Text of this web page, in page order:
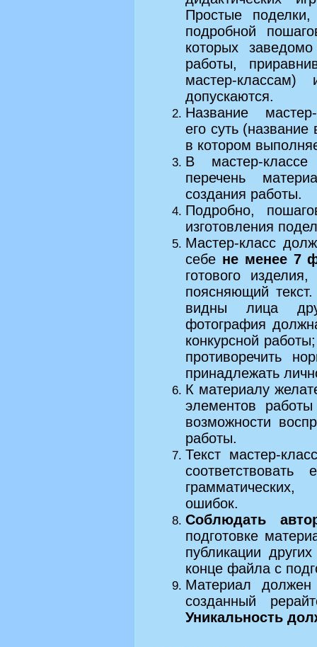
Простые поделки,
подробной
которых
работы,
мастер-
допускаются.
Название
его суть
в котором
В мастер-
перечень
создания работы.
Подробно,
изготовления
Мастер-класс
себе не менее 7
готового
поясняющий
видны лица
фотография
конкурсной
противоречить
принадлежать
К материалу
элементов
возможности
работы.
Текст мастер-
ошибок.
Соблюдать
подготовке
публикации
конце файла с
Материал
созданный
Уникальность